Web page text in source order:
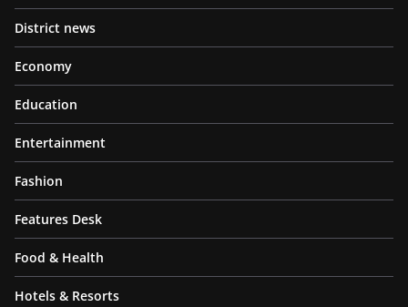
District news
Economy
Education
Entertainment
Fashion
Features Desk
Food & Health
Hotels & Resorts